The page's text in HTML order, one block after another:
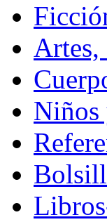
Artes,
Niños